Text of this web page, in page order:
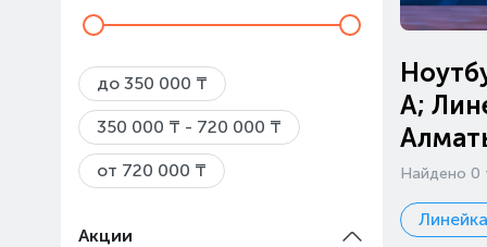
до 350 000 ₸
350 000 ₸ - 720 000 ₸
от 720 000 ₸
Акции
A;
Найдено 0